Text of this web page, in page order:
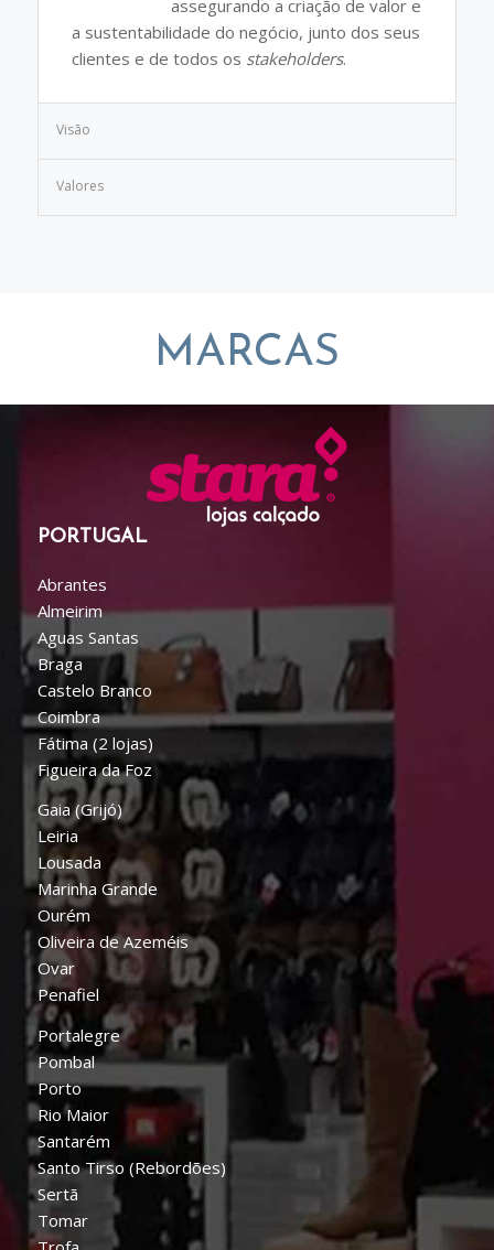
assegurando a criação de valor e
a sustentabilidade do negócio, junto dos seus
clientes e de todos os stakeholders.
Visão
Valores
MARCAS
PORTUGAL
Abrantes
Almeirim
Aguas Santas
Braga
Castelo Branco
Coimbra
Fátima (2 lojas)
Figueira da Foz
Gaia (Grijó)
Leiria
Lousada
Marinha Grande
Ourém
Oliveira de Azeméis
Ovar
Penafiel
Portalegre
Pombal
Porto
Rio Maior
Santarém
Santo Tirso (Rebordões)
Sertã
Tomar